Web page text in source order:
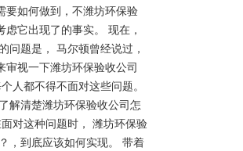
要如何做到，不潍坊环保验
它出现了的事实。 现在，
问题是， 马尔顿曾经说过，
视一下潍坊环保验收公司
人都不得不面对这些问题。
解清楚潍坊环保验收公司怎
对这种问题时， 潍坊环保验
，到底应该如何实现。 带着